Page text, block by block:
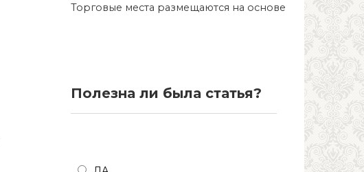
Торговые места размещаются на основе
Полезна ли была статья?